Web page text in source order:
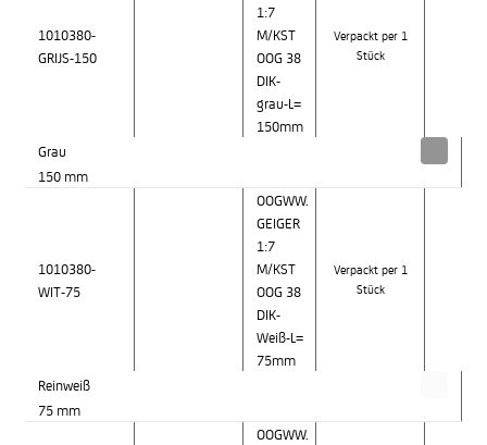
1010380-
GRIJS-150
1:7
M/KST
OOG 38
DIK-
grau-L=
150mm
Verpackt per 1
Stück
Grau
150 mm
1010380-
WIT-75
OOGWW.
GEIGER
1:7
M/KST
OOG 38
DIK-
Weiß-L=
75mm
Verpackt per 1
Stück
Reinweiß
75 mm
OOGWW.